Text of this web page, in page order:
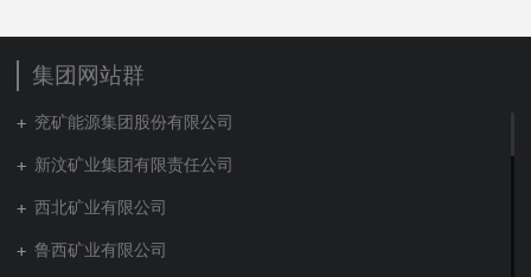
集团网站群
兖矿能源集团股份有限公司
新汶矿业集团有限责任公司
西北矿业有限公司
鲁西矿业有限公司